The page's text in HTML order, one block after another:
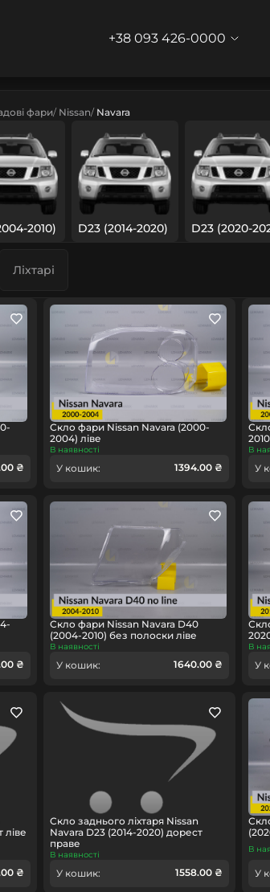
+38 093 426-0000
фари Nissan Navara
2010) D23 (2014-2020) D23 (2020-
Ліхтарі
₴
Скло фари Nissan Navara (2000-
2004) ліве
В наявності
У кошик: 1394.00 ₴
В
У
₴
Скло фари Nissan Navara D40
(2004-2010) без полоски ліве
В наявності
У кошик: 1640.00 ₴
В
У
ліве
₴
Скло заднього ліхтаря Nissan
Navara D23 (2014-2020) дорест
праве
В наявності
У кошик: 1558.00 ₴
В
У